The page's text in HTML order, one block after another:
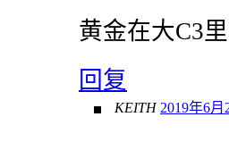
黄金在大C3
回复
KEITH 2019年6月